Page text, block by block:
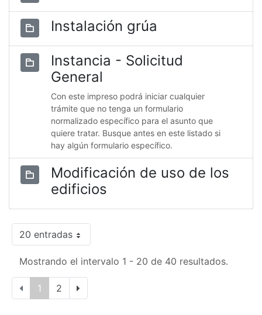
Instalación grúa
Instancia - Solicitud
General
Con este impreso podrá iniciar cualquier
trámite que no tenga un formulario
normalizado específico para el asunto que
quiere tratar. Busque antes en este listado si
hay algún formulario específico.
Modificación de uso de los
edificios
20 entradas
Mostrando el intervalo 1 - 20 de 40 resultados.
1 2